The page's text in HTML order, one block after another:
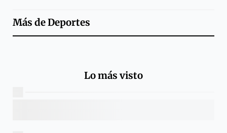
Más deDeportes
Lo más visto